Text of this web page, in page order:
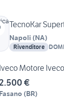
TecnoKar
Napoli (NA)
Rivenditore
Iveco Motore Iveco
€
Fasano (BR)